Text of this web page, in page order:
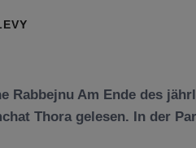
Rabbejnu Am Ende des
Thora gelesen. In der